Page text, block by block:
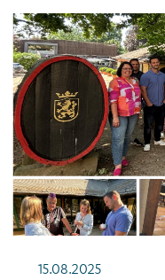
15.08.2025